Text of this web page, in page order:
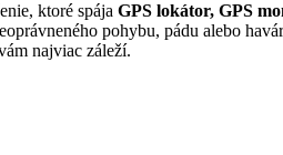
ktoré spája GPS lokátor, GPS
pohybu, pádu alebo
najviac záleží.